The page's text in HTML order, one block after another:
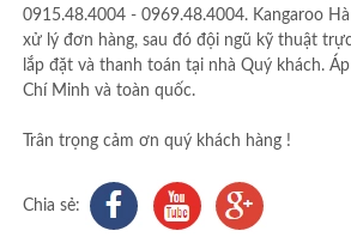
0915.48.4004 - 0969.48.4004. Kangaroo
xử lý đơn hàng, sau đó đội ngũ kỹ thuật
lắp đặt và thanh toán tại nhà Quý khách.
Chí Minh và toàn quốc.
Trân trọng cảm ơn quý khách hàng !
Chia sẻ: